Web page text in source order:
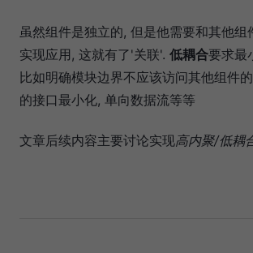
虽然组件是独立的, 但是他需要和其他组
实现应用, 这就有了'关联'. 低耦合要求最
比如明确模块边界不应该访问其他组件
的接口最小化, 单向数据流等等
文章后续内容主要讨论实现高内聚/低耦